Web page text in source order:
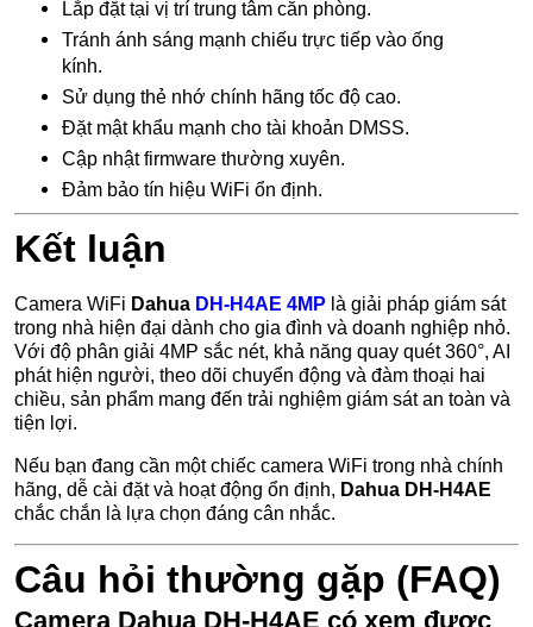
Lắp đặt tại vị trí trung tâm căn phòng.
Tránh ánh sáng mạnh chiếu trực tiếp vào ống
kính.
Sử dụng thẻ nhớ chính hãng tốc độ cao.
Đặt mật khẩu mạnh cho tài khoản DMSS.
Cập nhật firmware thường xuyên.
Đảm bảo tín hiệu WiFi ổn định.
Kết luận
Camera WiFi Dahua DH-H4AE 4MP là giải pháp giám sát
trong nhà hiện đại dành cho gia đình và doanh nghiệp nhỏ.
Với độ phân giải 4MP sắc nét, khả năng quay quét 360°, AI
phát hiện người, theo dõi chuyển động và đàm thoại hai
chiều, sản phẩm mang đến trải nghiệm giám sát an toàn và
tiện lợi.
Nếu bạn đang cần một chiếc camera WiFi trong nhà chính
hãng, dễ cài đặt và hoạt động ổn định, Dahua DH-H4AE
chắc chắn là lựa chọn đáng cân nhắc.
Câu hỏi thường gặp (FAQ)
Camera Dahua DH-H4AE có xem được